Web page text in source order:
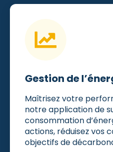
Gestion de
Maîtrisez votre
notre application de
consommation
actions, réduisez vos
objectifs de